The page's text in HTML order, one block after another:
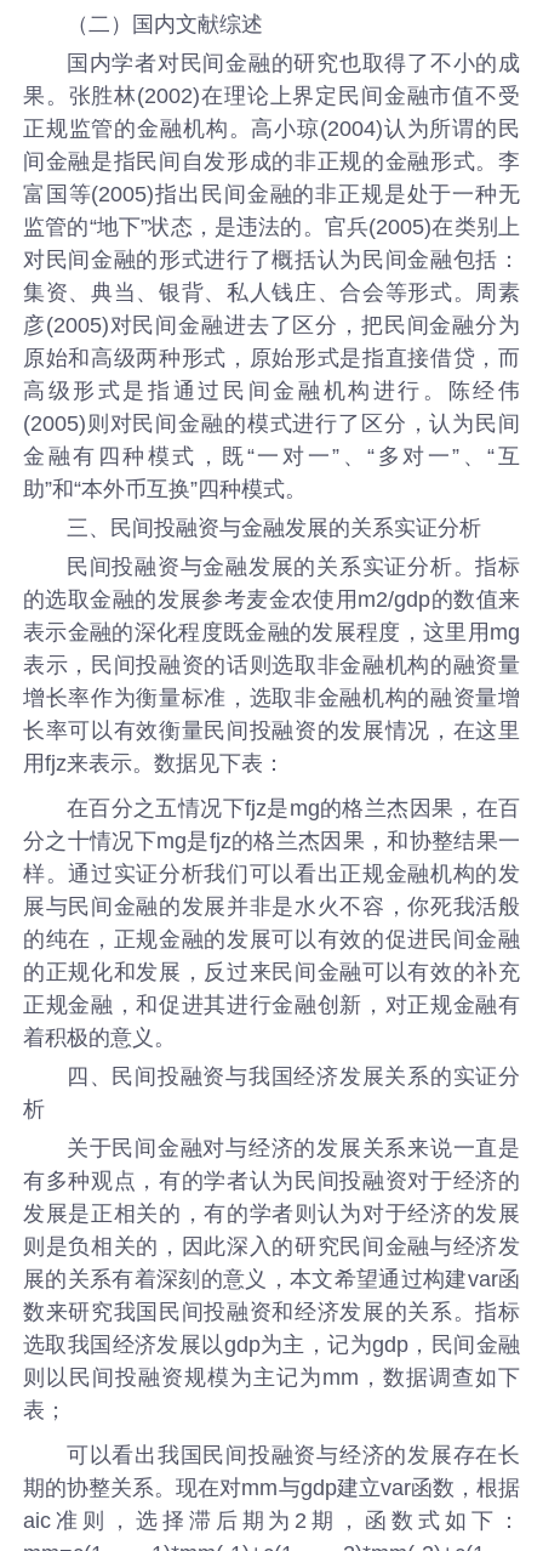
（二）国内文献综述
国内学者对民间金融的研究也取得了不小的成
果。张胜林(2002)在理论上界定民间金融市值不受
正规监管的金融机构。高小琼(2004)认为所谓的民
间金融是指民间自发形成的非正规的金融形式。李
富国等(2005)指出民间金融的非正规是处于一种无
监管的“地下”状态，是违法的。官兵(2005)在类别上
对民间金融的形式进行了概括认为民间金融包括：
集资、典当、银背、私人钱庄、合会等形式。周素
彦(2005)对民间金融进去了区分，把民间金融分为
原始和高级两种形式，原始形式是指直接借贷，而
高级形式是指通过民间金融机构进行。陈经伟
(2005)则对民间金融的模式进行了区分，认为民间
金融有四种模式，既“一对一”、“多对一”、“互
助”和“本外币互换”四种模式。
三、民间投融资与金融发展的关系实证分析
民间投融资与金融发展的关系实证分析。指标
的选取金融的发展参考麦金农使用m2/gdp的数值来
表示金融的深化程度既金融的发展程度，这里用mg
表示，民间投融资的话则选取非金融机构的融资量
增长率作为衡量标准，选取非金融机构的融资量增
长率可以有效衡量民间投融资的发展情况，在这里
用fjz来表示。数据见下表：
在百分之五情况下fjz是mg的格兰杰因果，在百
分之十情况下mg是fjz的格兰杰因果，和协整结果一
样。通过实证分析我们可以看出正规金融机构的发
展与民间金融的发展并非是水火不容，你死我活般
的纯在，正规金融的发展可以有效的促进民间金融
的正规化和发展，反过来民间金融可以有效的补充
正规金融，和促进其进行金融创新，对正规金融有
着积极的意义。
四、民间投融资与我国经济发展关系的实证分
析
关于民间金融对与经济的发展关系来说一直是
有多种观点，有的学者认为民间投融资对于经济的
发展是正相关的，有的学者则认为对于经济的发展
则是负相关的，因此深入的研究民间金融与经济发
展的关系有着深刻的意义，本文希望通过构建var函
数来研究我国民间投融资和经济发展的关系。指标
选取我国经济发展以gdp为主，记为gdp，民间金融
则以民间投融资规模为主记为mm，数据调查如下
表；
可以看出我国民间投融资与经济的发展存在长
期的协整关系。现在对mm与gdp建立var函数，根据
aic准则，选择滞后期为2期，函数式如下：